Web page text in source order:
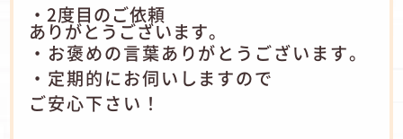
・2度目のご依頼
ありがとうございます。
・お褒めの言葉ありがとうございます。
・定期的にお伺いしますので
ご安心下さい！